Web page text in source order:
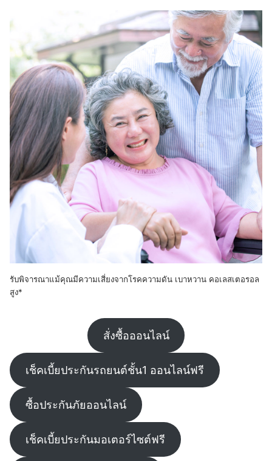
รับพิจารณาแม้คุณมีความเสี่ยงจากโรคความดัน เบาหวาน คอเลสเตอรอล
สูง*
สั่งซื้อออนไลน์
เช็คเบี้ยประกันรถยนต์ชั้น1 ออนไลน์ฟรี
ซื้อประกันภัยออนไลน์
เช็คเบี้ยประกันมอเตอร์ไซต์ฟรี